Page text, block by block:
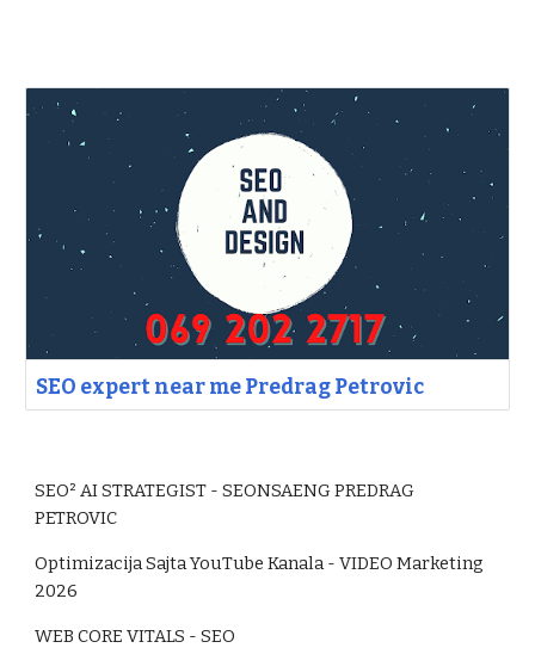
SEO expert near me Predrag Petrovic
SEO² AI STRATEGIST - SEONSAENG PREDRAG
PETROVIC
Optimizacija Sajta YouTube Kanala- VIDEO Marketing
2026
WEB CORE VITALS - SEO